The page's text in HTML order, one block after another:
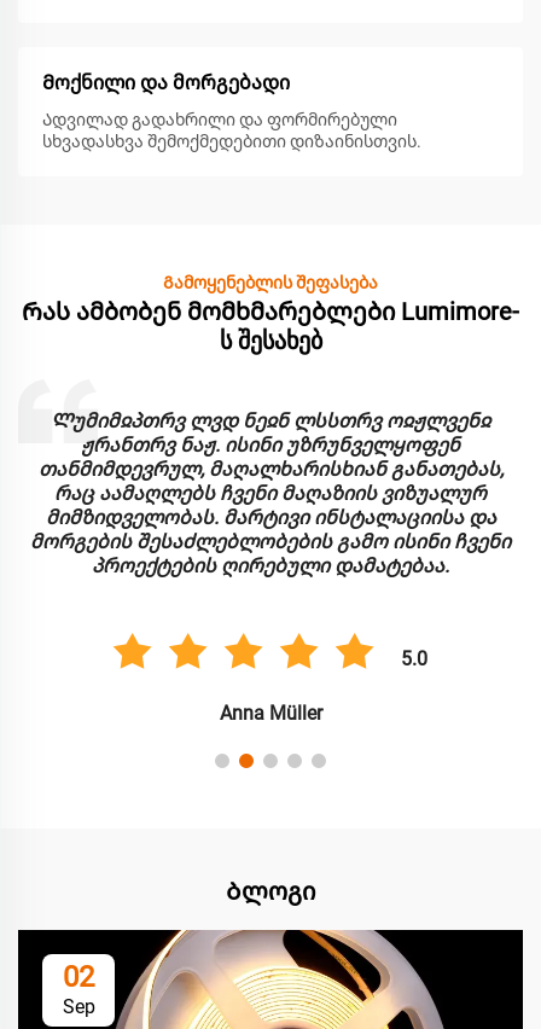
Მოქნილი და მორგებადი
Ადვილად გადახრილი და ფორმირებული
სხვადასხვა შემოქმედებითი დიზაინისთვის.
Გამოყენებლის შეფასება
Რას ამბობენ მომხმარებლები Lumimore-
ს შესახებ
Ლუმიმჲპთრვ ლვდ ნეჲნ ლსსთრვ ოჲჟლვენჲ
ჟრანთრვ ნაჟ. ისინი უზრუნველყოფენ
თანმიმდევრულ, მაღალხარისხიან განათებას,
რაც აამაღლებს ჩვენი მაღაზიის ვიზუალურ
მიმზიდველობას. მარტივი ინსტალაციისა და
მორგების შესაძლებლობების გამო ისინი ჩვენი
პროექტების ღირებული დამატებაა.
5.0
Anna Müller
Ბლოგი
02
Sep